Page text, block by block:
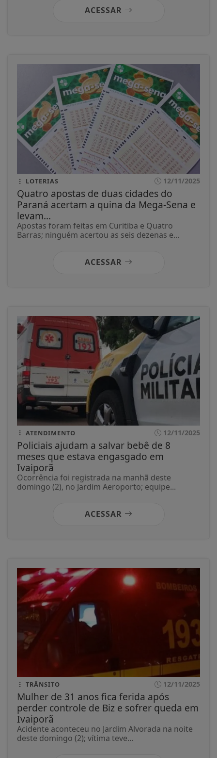
ACESSAR
LOTERIAS 12/11/2025
Quatro apostas de duas cidades do
Paraná acertam a quina da Mega-Sena e
levam...
Apostas foram feitas em Curitiba e Quatro
Barras; ninguém acertou as seis dezenas e...
ACESSAR
ATENDIMENTO 12/11/2025
Policiais ajudam a salvar bebê de 8
meses que estava engasgado em
Ivaiporã
Ocorrência foi registrada na manhã deste
domingo (2), no Jardim Aeroporto; equipe...
ACESSAR
TRÂNSITO 12/11/2025
Mulher de 31 anos fica ferida após
perder controle de Biz e sofrer queda em
Ivaiporã
Acidente aconteceu no Jardim Alvorada na noite
deste domingo (2); vítima teve...